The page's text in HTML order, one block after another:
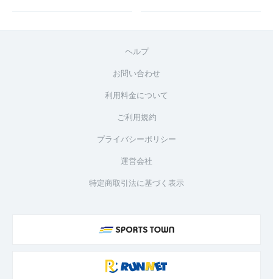
ヘルプ
お問い合わせ
利用料金について
ご利用規約
プライバシーポリシー
運営会社
特定商取引法に基づく表示